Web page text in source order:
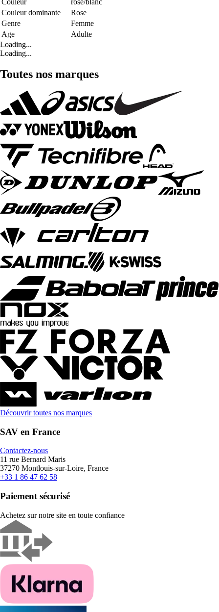
Couleur
rose/blanc
Couleur dominante
Rose
Genre
Femme
Age
Adulte
Loading...
Loading...
Toutes nos marques
Découvrir toutes nos marques
SAV en France
Contactez-nous
11 rue Bernard Maris
37270 Montlouis-sur-Loire, France
+33 1 86 47 62 58
Paiement sécurisé
Achetez sur notre site en toute confiance